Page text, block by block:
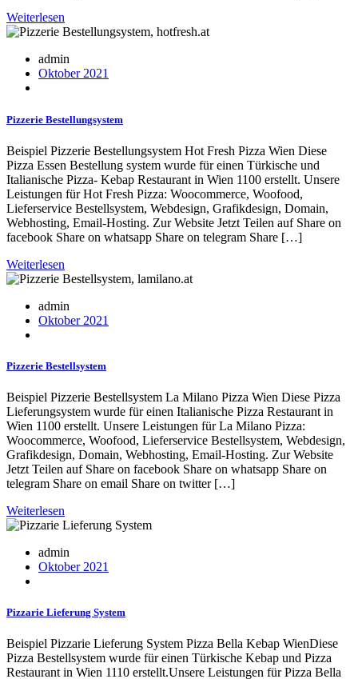
Weiterlesen
admin
Oktober 2021
Pizzerie Bestellungsystem
Beispiel Pizzerie Bestellungsystem Hot Fresh Pizza Wien Diese
Pizza Essen Bestellung system wurde für einen Türkische und
Italianische Pizza- Kebap Restaurant in Wien 1100 erstellt. Unsere
Leistungen für Hot Fresh Pizza: Woocommerce, Woofood,
Lieferservice Bestellsystem, Webdesign, Grafikdesign, Domain,
Webhosting, Email-Hosting. Zur Website Jetzt Teilen auf Share on
facebook Share on whatsapp Share on telegram Share […]
Weiterlesen
admin
Oktober 2021
Pizzerie Bestellsystem
Beispiel Pizzerie Bestellsystem La Milano Pizza Wien Diese Pizza
Lieferungsystem wurde für einen Italianische Pizza Restaurant in
Wien 1100 erstellt. Unsere Leistungen für La Milano Pizza:
Woocommerce, Woofood, Lieferservice Bestellsystem, Webdesign,
Grafikdesign, Domain, Webhosting, Email-Hosting. Zur Website
Jetzt Teilen auf Share on facebook Share on whatsapp Share on
telegram Share on email Share on twitter […]
Weiterlesen
admin
Oktober 2021
Pizzarie Lieferung System
Beispiel Pizzarie Lieferung System Pizza Bella Kebap WienDiese
Pizza Bestellsystem wurde für einen Türkische Kebap und Pizza
Restaurant in Wien 1110 erstellt.Unsere Leistungen für Pizza Bella